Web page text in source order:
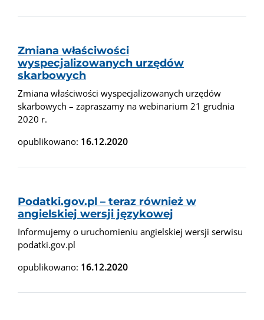
Zmiana właściwości
wyspecjalizowanych urzędów
skarbowych
Zmiana właściwości wyspecjalizowanych urzędów
skarbowych – zapraszamy na webinarium 21 grudnia
2020 r.
opublikowano: 16.12.2020
Podatki.gov.pl – teraz również w
angielskiej wersji językowej
Informujemy o uruchomieniu angielskiej wersji serwisu
podatki.gov.pl
opublikowano: 16.12.2020